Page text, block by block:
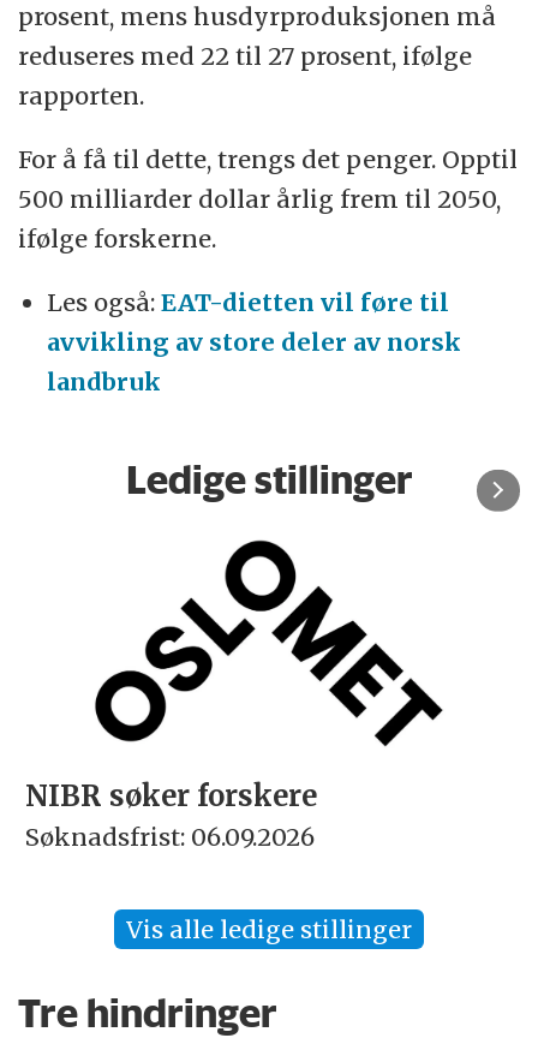
prosent, mens husdyrproduksjonen må
reduseres med 22 til 27 prosent, ifølge
rapporten.
For å få til dette, trengs det penger. Opptil
500 milliarder dollar årlig frem til 2050,
ifølge forskerne.
Les også:EAT-dietten vil føre til
avvikling av store deler av norsk
landbruk
Ledige stillinger
NIBR søker forskere
Søknadsfrist: 06.09.2026
Vis alle ledige stillinger
Tre hindringer